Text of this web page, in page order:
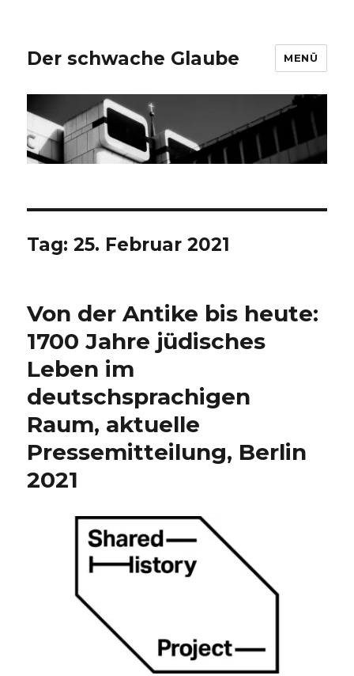
Der schwache Glaube MENÜ
Tag:25. Februar 2021
Von der Antike bis heute:
1700 Jahre jüdisches
Leben im
deutschsprachigen
Raum, aktuelle
Pressemitteilung, Berlin
2021